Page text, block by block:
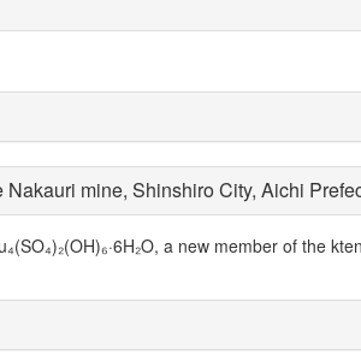
mine, Shinshiro City, Aichi
a new member of the